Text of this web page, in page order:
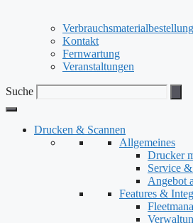
Verbrauchsmaterialbestellung
Kontakt
Fernwartung
Veranstaltungen
Suche
Drucken & Scannen
Allgemeines
Drucker
Service
Angebot
Features &